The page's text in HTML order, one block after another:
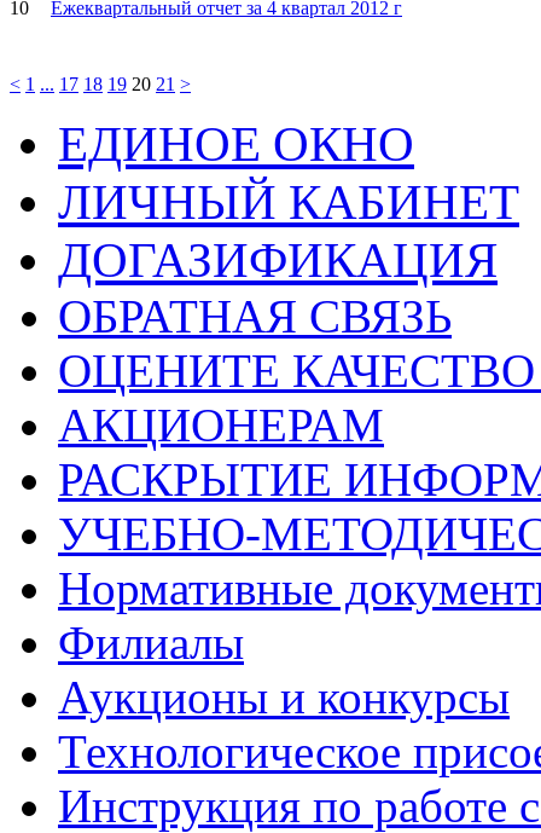
10 Ежеквартальный отчет за 4 квартал 2012 г
< 1 ... 17 18 19 20 21 >
ЕДИНОЕ ОКНО
ЛИЧНЫЙ КАБИНЕТ
ДОГАЗИФИКАЦИЯ
ОБРАТНАЯ СВЯЗЬ
ОЦЕНИТЕ
АКЦИОНЕРАМ
РАСКРЫТИЕ
УЧЕБНО-
Нормативные
Филиалы
Аукционы и конкурсы
Технологическое
Инструкция по работе